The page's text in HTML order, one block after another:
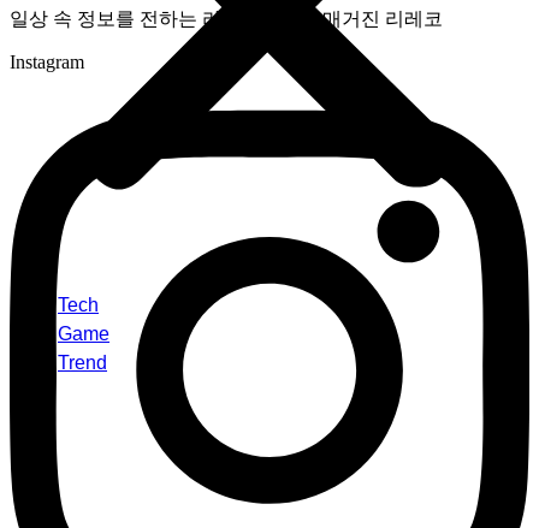
Tech
Game
Trend
일상 속 정보를 전하는 라이프스타일 매거진 리레코
Instagram